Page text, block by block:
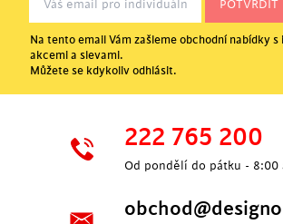
Na tento email Vám zašleme obchodní nabídky s
akcemi a slevami.
Můžete se kdykoliv odhlásit.
222 765 200
Od pondělí do pátku - 8:00